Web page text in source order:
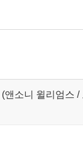
(앤소니 윌리엄스